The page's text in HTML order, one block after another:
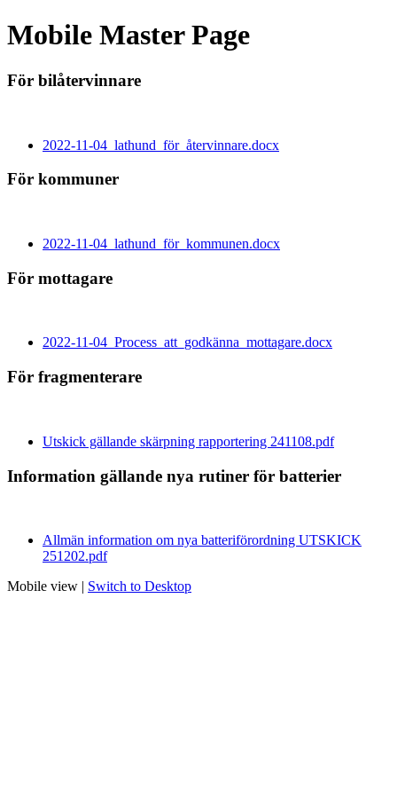
Mobile Master Page
För bilåtervinnare
2022-11-04_lathund_för_återvinnare.docx
För kommuner
2022-11-04_lathund_för_kommunen.docx
För mottagare
2022-11-04_Process_att_godkänna_mottagare.docx
För fragmenterare
Utskick gällande skärpning rapportering 241108.pdf
Information gällande nya rutiner för batterier
Allmän information om nya batteriförordning UTSKICK
251202.pdf
Mobile view | Switch to Desktop